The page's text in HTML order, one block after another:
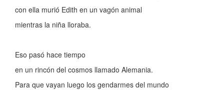
con ella murió Edith en un vagón animal
mientras la niña lloraba.
Eso pasó hace tiempo
en un rincón del cosmos llamado Alemania.
Para que vayan luego los gendarmes del mundo